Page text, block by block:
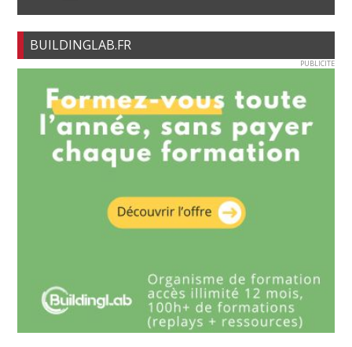
BUILDINGLAB.FR
PUBLICITE